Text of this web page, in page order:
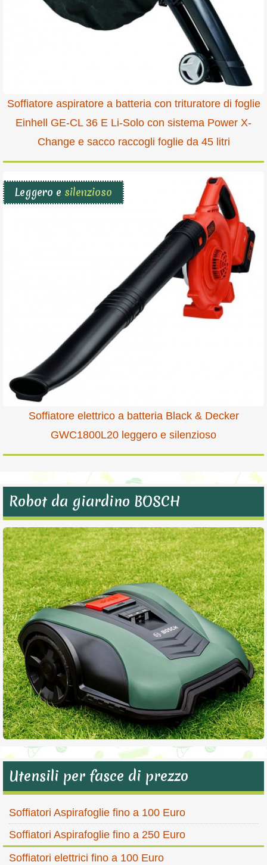
Soffiatore aspiratore a batteria con trituratore di foglie
Einhell GE-CL 36 E Li-Solo con sistema Power X-
Change e sacco raccogli foglie da 45 litri
Leggero e silenzioso
Soffiatore elettrico a batteria Black & Decker
GWC1800L20 leggero e silenzioso
Robot da giardino BOSCH
Utensili per fasce di prezzo
Soffiatori Aspirafoglie fino a 100 Euro
Soffiatori Aspirafoglie fino a 250 Euro
Soffiatori elettrici fino a 100 Euro